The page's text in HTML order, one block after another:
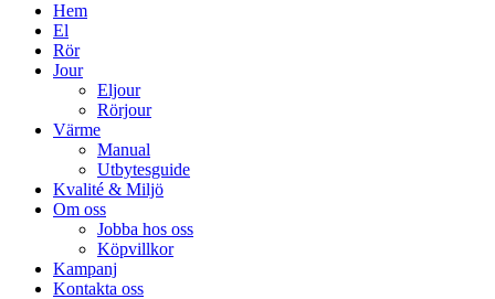
Hem
El
Rör
Jour
Eljour
Rörjour
Värme
Manual
Utbytesguide
Kvalité & Miljö
Om oss
Jobba hos oss
Köpvillkor
Kampanj
Kontakta oss